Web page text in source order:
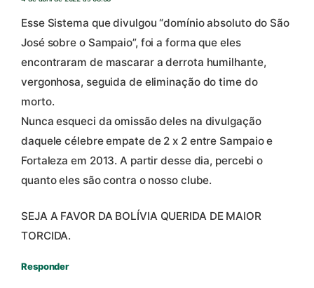
Esse Sistema que divulgou “domínio absoluto do São
José sobre o Sampaio”, foi a forma que eles
encontraram de mascarar a derrota humilhante,
vergonhosa, seguida de eliminação do time do
morto.
Nunca esqueci da omissão deles na divulgação
daquele célebre empate de 2 x 2 entre Sampaio e
Fortaleza em 2013. A partir desse dia, percebi o
quanto eles são contra o nosso clube.
SEJA A FAVOR DA BOLÍVIA QUERIDA DE MAIOR
TORCIDA.
Responder